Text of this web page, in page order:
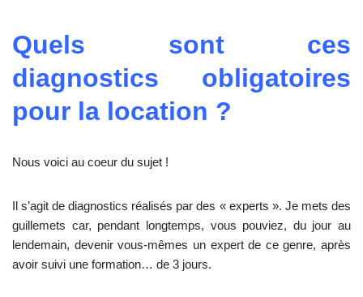
Quels sont ces
diagnostics obligatoires
pour la location ?
Nous voici au coeur du sujet !
Il s’agit de diagnostics réalisés par des « experts ». Je mets des
guillemets car, pendant longtemps, vous pouviez, du jour au
lendemain, devenir vous-mêmes un expert de ce genre, après
avoir suivi une formation… de 3 jours.